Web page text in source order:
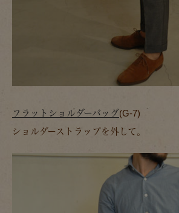
フラットショルダーバッグ(G-7)
ショルダーストラップを外して。